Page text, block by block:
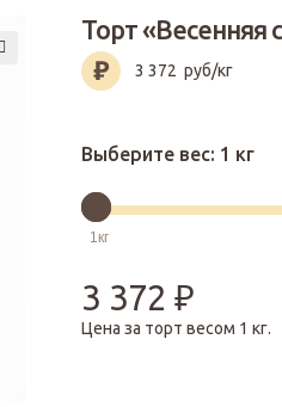
Торт «Весенняя
3 372 руб/кг
Выберите вес: 1 кг
3 372₽
Цена за торт весом 1 кг.